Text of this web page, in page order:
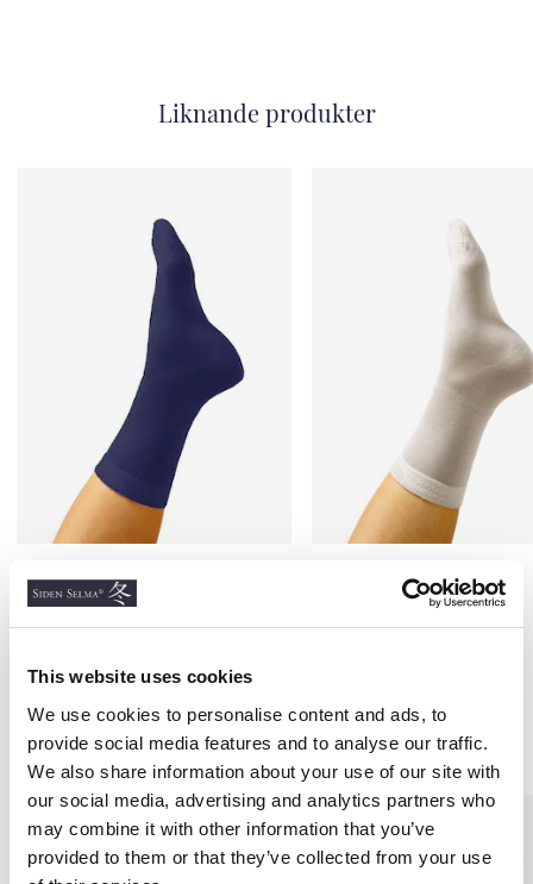
This website uses cookies
We use cookies to personalise content and ads, to
provide social media features and to analyse our traffic.
We also share information about your use of our site with
our social media, advertising and analytics partners who
may combine it with other information that you’ve
provided to them or that they’ve collected from your use
Liknande produkter
Andra köpte även